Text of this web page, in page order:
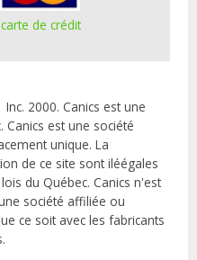
de crédit
2000. Canics est une
Canics est une société
unique. La
de ce site sont iléégales
du Québec. Canics n'est
société affiliée ou
ce soit avec les fabricants